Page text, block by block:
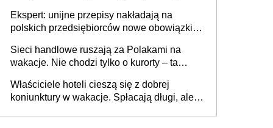
Ekspert: unijne przepisy nakładają na
polskich przedsiębiorców nowe obowiązki w
Sieci handlowe ruszają za Polakami na
wakacje. Nie chodzi tylko o kurorty – ta
tam, gdzie wielu spędzi urlop po cichu
Właściciele hoteli cieszą się z dobrej
koniunktury w wakacje. Spłacają długi, ale